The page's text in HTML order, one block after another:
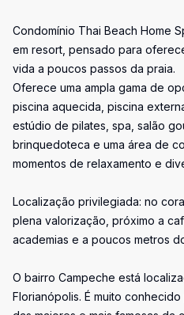
Condomínio Thai Beach Home
em resort, pensado para
vida a poucos passos da praia.
Oferece uma ampla gama de
piscina aquecida, piscina
estúdio de pilates, spa, salão
brinquedoteca e uma área de
momentos de relaxamento e
Localização privilegiada: no
plena valorização, próximo a
academias e a poucos metros
O bairro Campeche está
Florianópolis. É muito